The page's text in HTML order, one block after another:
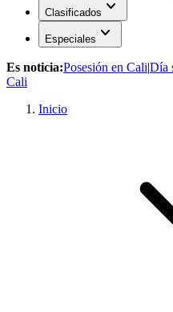
Clasificados expand_more
Especiales expand_more
Es noticia:Posesión en Cali|Día
Cali
Inicio